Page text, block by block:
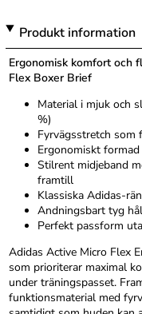
Produkt information
Ergonomisk komfort och
Flex Boxer Brief
Material i mjuk och
%)
Fyrvägsstretch som
Ergonomiskt
Stilrent midjeband
framtill
Klassiska Adidas-
Andningsbart tyg
Perfekt passform
Adidas Active Micro Flex
som prioriterar maximal
under träningspasset.
funktionsmaterial med